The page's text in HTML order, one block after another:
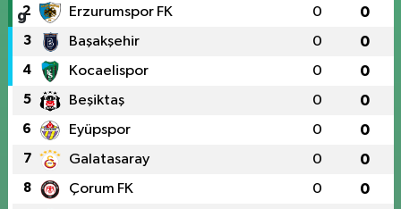
2 Erzurumspor FK 0 0
3 Başakşehir 0 0
4 Kocaelispor 0 0
5 Beşiktaş 0 0
6 Eyüpspor 0 0
7 Galatasaray 0 0
8 Çorum FK 0 0